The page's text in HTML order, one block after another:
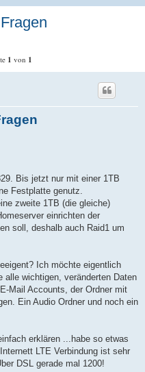
1 von 1
Bis jetzt nur mit einer 1TB
Festplatte genutz.
zweite 1TB (die gleiche)
einrichten der
soll, deshalb auch Raid1 um
Ich möchte eigentlich
alle wichtigen, veränderten Daten
Mail Accounts, der Ordner mit
Ein Audio Ordner und noch ein
erklären ...habe so etwas
LTE Verbindung ist sehr
DSL gerade mal 1200!